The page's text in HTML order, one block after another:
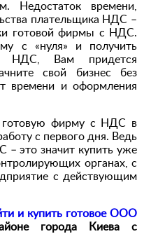
Недостаток времени,
плательщика НДС –
готовой фирмы с НДС.
с «нуля» и получить
НДС, Вам придется
свой бизнес без
времени и оформления
готовую фирму с НДС в
с первого дня. Ведь
– это значит купить уже
органах, с
с действующим
и купить готовое ООО
города Киева с